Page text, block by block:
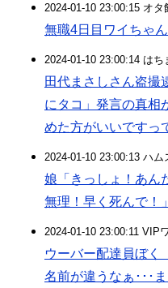
2024-01-10 23:00:15 オタ
無職4日目ワイちゃ
2024-01-10 23:00:14 はち
田代まさしさん盗撮
にタコ」発言の真相
めた方がいいですっ
2024-01-10 23:00:13 ハム
娘「きっしょ！あん
無理！早く死んで！
2024-01-10 23:00:11 VIP
ウーバー配達員ぼく
名前が違うなぁ･･･